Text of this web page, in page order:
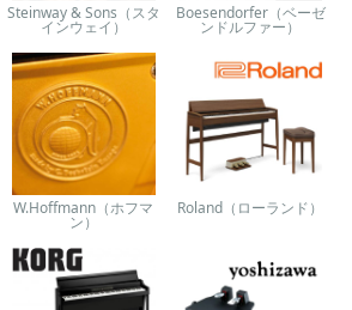
Steinway & Sons（スタ
インウェイ）
Boesendorfer（ベーゼ
ンドルファー）
W.Hoffmann（ホフマ
ン）
Roland（ローランド）